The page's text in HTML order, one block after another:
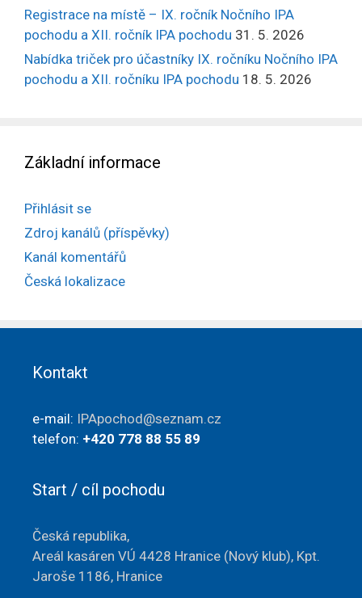
Registrace na místě – IX. ročník Nočního IPA
pochodu a XII. ročník IPA pochodu 31. 5. 2026
Nabídka triček pro účastníky IX. ročníku Nočního IPA
pochodu a XII. ročníku IPA pochodu 18. 5. 2026
Základní informace
Přihlásit se
Zdroj kanálů (příspěvky)
Kanál komentářů
Česká lokalizace
Kontakt
e-mail: IPApochod@seznam.cz
telefon: +420 778 88 55 89
Start / cíl pochodu
Česká republika,
Areál kasáren VÚ 4428 Hranice (Nový klub), Kpt.
Jaroše 1186, Hranice